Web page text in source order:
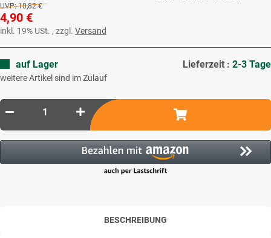
UVP: 10,82 €
4,90 €
inkl. 19% USt. , zzgl. Versand
auf Lager Lieferzeit : 2-3 Tage
weitere Artikel sind im Zulauf
BESCHREIBUNG